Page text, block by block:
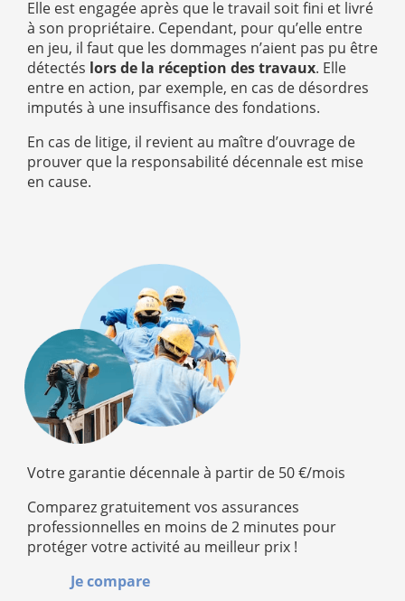
Elle est engagée après que le travail soit fini et livré
à son propriétaire. Cependant, pour qu’elle entre
en jeu, il faut que les dommages n’aient pas pu être
détectés lors de la réception des travaux. Elle
entre en action, par exemple, en cas de désordres
imputés à une insuffisance des fondations.
En cas de litige, il revient au maître d’ouvrage de
prouver que la responsabilité décennale est mise
en cause.
Votre garantie décennale à partir de 50 €/mois
Comparez gratuitement vos assurances
professionnelles en moins de 2 minutes pour
protéger votre activité au meilleur prix !
Je compare